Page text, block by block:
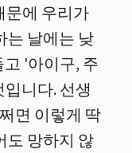
문에 우리가
는 날에는 낮
'아이구, 주
니다. 선생
면 이렇게 딱
도 망하지 않